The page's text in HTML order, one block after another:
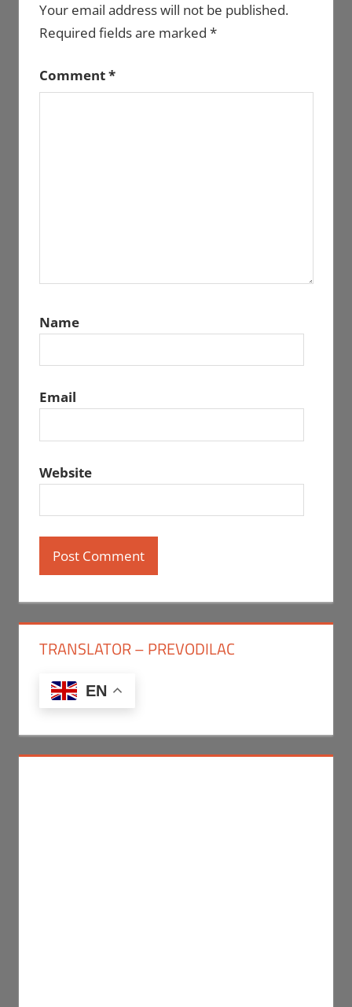
Your email address will not be published.
Required fields are marked *
Comment*
Name
Email
Website
TRANSLATOR – PREVODILAC
EN